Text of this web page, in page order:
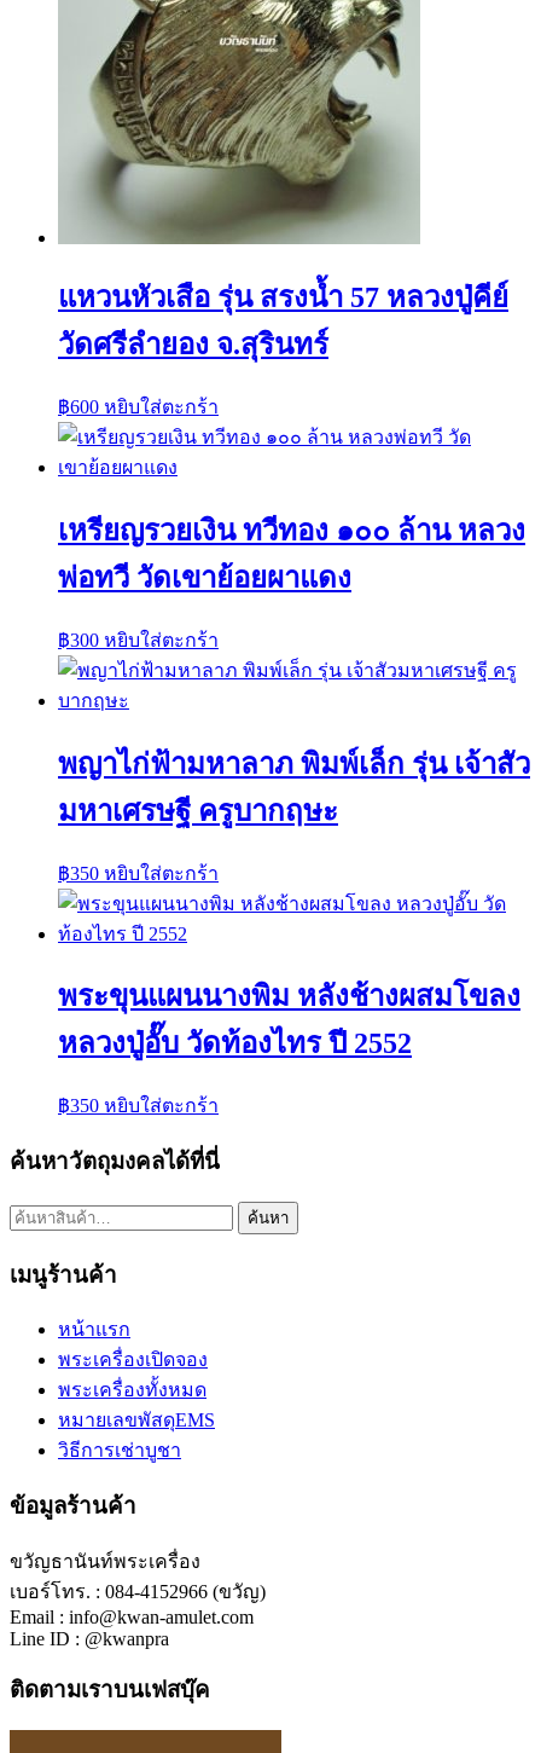
แหวนหัวเสือ รุ่น สรงน้ำ 57 หลวงปู่คีย์
วัดศรีลำยอง จ.สุรินทร์
฿600 หยิบใส่ตะกร้า
เหรียญรวยเงิน ทวีทอง ๑๐๐ ล้าน หลวง
พ่อทวี วัดเขาย้อยผาแดง
฿300 หยิบใส่ตะกร้า
พญาไก่ฟ้ามหาลาภ พิมพ์เล็ก รุ่น เจ้าสัว
มหาเศรษฐี ครูบากฤษะ
฿350 หยิบใส่ตะกร้า
พระขุนแผนนางพิม หลังช้างผสมโขลง
หลวงปู่อั๊บ วัดท้องไทร ปี 2552
฿350 หยิบใส่ตะกร้า
ค้นหาวัตถุมงคลได้ที่นี่
ค้นหา: ค้นหา
เมนูร้านค้า
หน้าแรก
พระเครื่องเปิดจอง
พระเครื่องทั้งหมด
หมายเลขพัสดุEMS
วิธีการเช่าบูชา
ข้อมูลร้านค้า
ขวัญธานันท์พระเครื่อง
เบอร์โทร. : 084-4152966 (ขวัญ)
Email : info@kwan-amulet.com
Line ID : @kwanpra
ติดตามเราบนเฟสบุ๊ค